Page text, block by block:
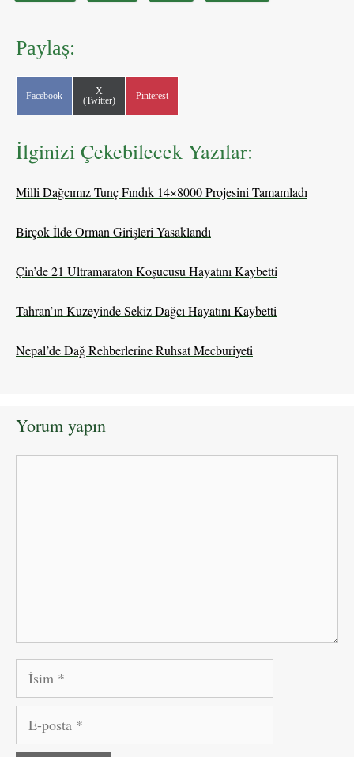
Paylaş:
Share
Facebook
Share
on
X
(Twitter)
Share
Pinterest
İlginizi Çekebilecek Yazılar:
Milli Dağcımız Tunç Fındık 14×8000 Projesini Tamamladı
Birçok İlde Orman Girişleri Yasaklandı
Çin’de 21 Ultramaraton Koşucusu Hayatını Kaybetti
Tahran’ın Kuzeyinde Sekiz Dağcı Hayatını Kaybetti
Nepal’de Dağ Rehberlerine Ruhsat Mecburiyeti
Yorum yapın
İsim
posta